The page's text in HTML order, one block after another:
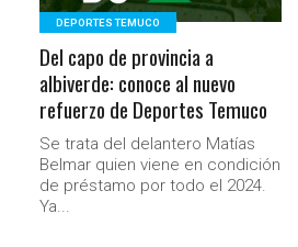
DEPORTES TEMUCO
Del capo de provincia a
albiverde: conoce al nuevo
refuerzo de Deportes Temuco
Se trata del delantero Matías
Belmar quien viene en condición
de préstamo por todo el 2024.
Ya...